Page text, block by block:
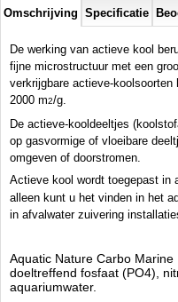
Manufactured by:Aquatic
Model:AN-07318
Product ID:
3.4156 99.95
Order New
Omschrijving Specificatie
De werking van actieve kool
fijne microstructuur met een
verkrijgbare actieve-
2000 m2/g.
De actieve-kooldeeltjes
op gasvormige of vloeibare
omgeven of doorstromen.
Actieve kool wordt toegepast in
alleen kunt u het vinden in het
in afvalwater zuivering
Aquatic Nature Carbo
doeltreffend fosfaat (PO4),
aquariumwater.